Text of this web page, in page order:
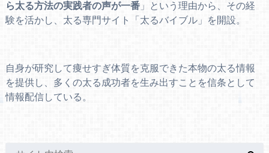
ら太る方法の実践者の声が一番」という理由から、その経
験を活かし、太る専門サイト「太るバイブル」を開設。
自身が研究して痩せすぎ体質を克服できた本物の太る情報
を提供し、多くの太る成功者を生み出すことを信条として
情報配信している。